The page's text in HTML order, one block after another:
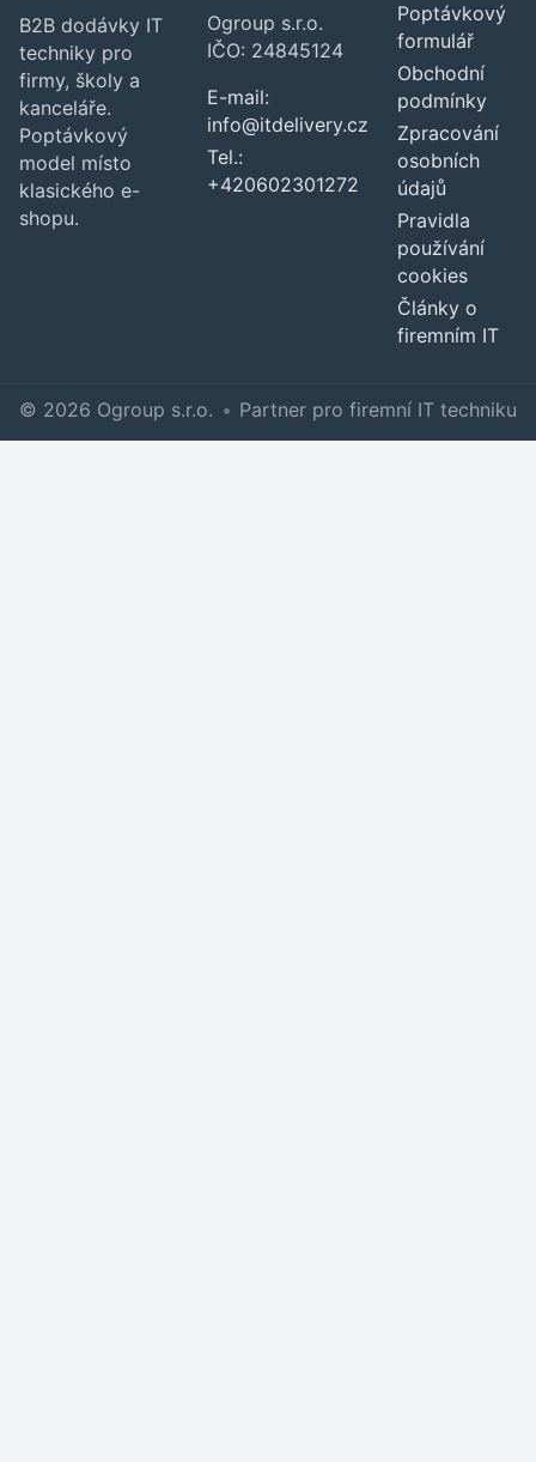
B2B dodávky IT
techniky pro
firmy, školy a
kanceláře.
Poptávkový
model místo
klasického e-
shopu.
Ogroup s.r.o.
IČO: 24845124
E-mail:
info@itdelivery.cz
Tel.:
+420602301272
Poptávkový
formulář
Obchodní
podmínky
Zpracování
osobních
údajů
Pravidla
používání
cookies
Články o
firemním IT
© 2026 Ogroup s.r.o. • Partner pro firemní IT techniku